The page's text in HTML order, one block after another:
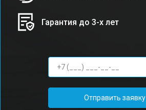
Гарантия до 3-х лет
Отправить заявку